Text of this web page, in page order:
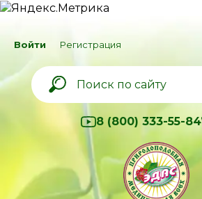
Войти Регистрация
8 (800) 333-55-84